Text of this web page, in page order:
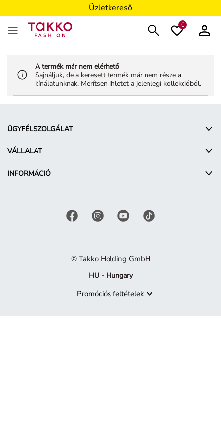
Üzletkereső
0
A termék már nem elérhető
Sajnáljuk, de a keresett termék már nem része a
kínálatunknak. Merítsen ihletet a jelenlegi kollekcióból.
ÜGYFÉLSZOLGÁLAT
VÁLLALAT
INFORMÁCIÓ
© Takko Holding GmbH
HU - Hungary
Promóciós feltételek